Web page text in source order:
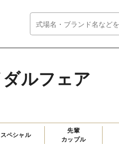
ルフェア
スペシャル
先輩
カップル